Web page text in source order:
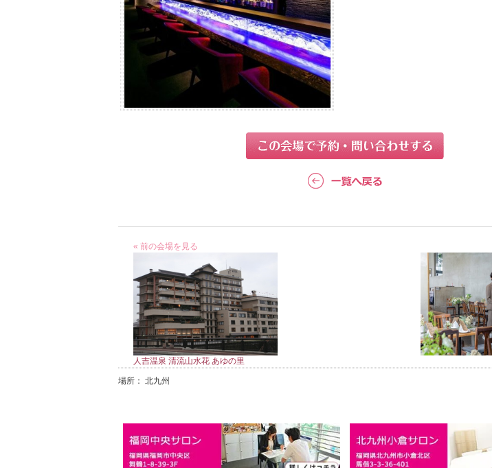
« 前の会場を見る
人吉温泉 清流山水花 あゆの里
場所： 北九州